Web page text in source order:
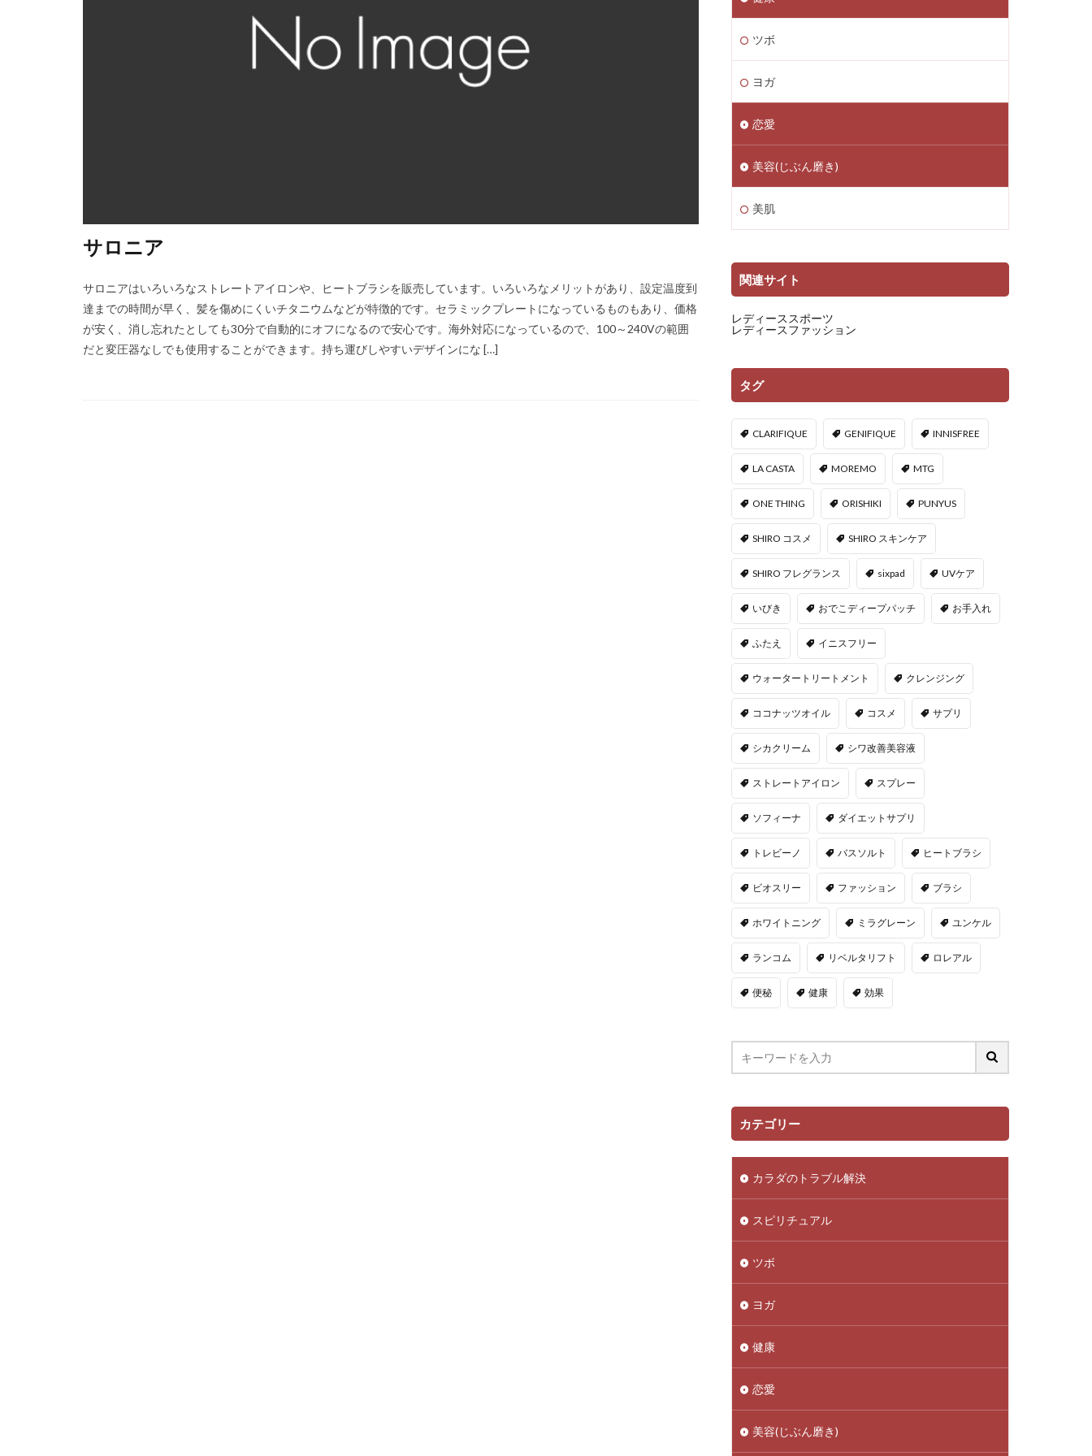
サロニア
サロニアはいろいろなストレートアイロンや、ヒートブラシを販売しています。いろいろなメリットがあり、設定温度到
達までの時間が早く、髪を傷めにくいチタニウムなどが特徴的です。セラミックプレートになっているものもあり、価格
が安く、消し忘れたとしても30分で自動的にオフになるので安心です。海外対応になっているので、100～240Vの範囲
だと変圧器なしでも使用することができます。持ち運びしやすいデザインにな […]
ツボ
ヨガ
恋愛
美容(じぶん磨き)
美肌
関連サイト
レディーススポーツ
レディースファッション
タグ
CLARIFIQUE GENIFIQUE INNISFREE
LA CASTA MOREMO MTG
ONE THING ORISHIKI PUNYUS
SHIRO コスメ SHIRO スキンケア
SHIRO フレグランス sixpad UVケア
いびき おでこディープパッチ お手入れ
ふたえ イニスフリー
ウォータートリートメント クレンジング
ココナッツオイル コスメ サプリ
シカクリーム シワ改善美容液
ストレートアイロン スプレー
ソフィーナ ダイエットサプリ
トレビーノ バスソルト ヒートブラシ
ビオスリー ファッション ブラシ
ホワイトニング ミラグレーン ユンケル
ランコム リベルタリフト ロレアル
便秘 健康 効果
カテゴリー
カラダのトラブル解決
スピリチュアル
ツボ
ヨガ
健康
恋愛
美容(じぶん磨き)